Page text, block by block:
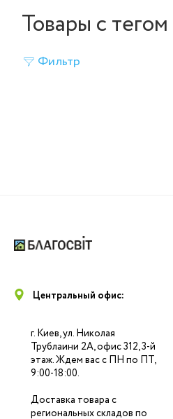
Товары с
Фильтр
Центральный офис:
г. Киев, ул. Николая
Трублаини 2А, офис 312, 3-й
этаж. Ждем вас с ПН по ПТ,
9:00-18:00.
Доставка товара с
региональных складов по